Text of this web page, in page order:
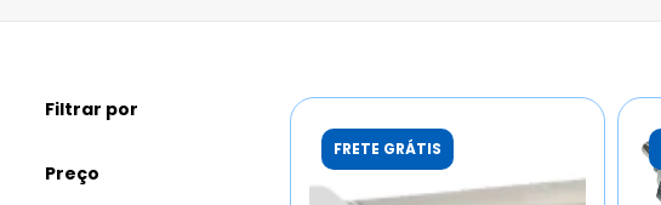
Filtrar por
Preço
FRETE GRÁTIS